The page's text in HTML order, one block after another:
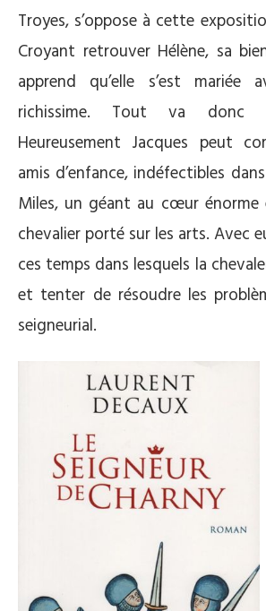
Troyes, s’oppose à cette
Croyant retrouver Hélène, sa
apprend qu’elle s’est mariée
richissime. Tout va donc
Heureusement Jacques peut
amis d’enfance, indéfectibles
Miles, un géant au cœur énorme
chevalier porté sur les arts. Avec
ces temps dans lesquels la
et tenter de résoudre les
seigneurial.